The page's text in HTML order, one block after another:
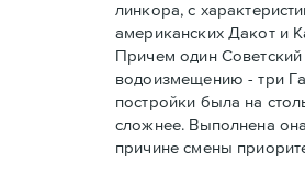
линкора, с
американских Дакот и
Причем один
водоизмещению - три
постройки была на
сложнее. Выполнена
причине смены